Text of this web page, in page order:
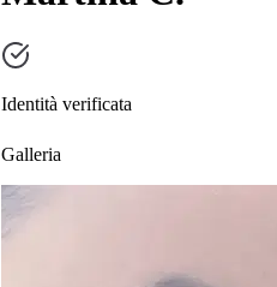
Identità verificata
Galleria